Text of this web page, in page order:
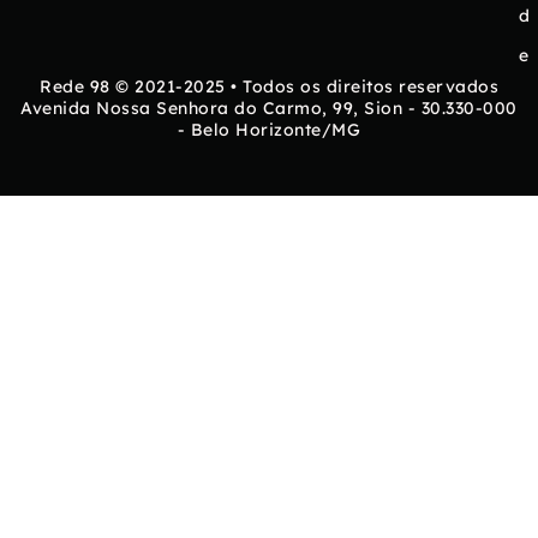
d
e
Rede 98 © 2021-2025 • Todos os direitos reservados
Avenida Nossa Senhora do Carmo, 99, Sion - 30.330-000
- Belo Horizonte/MG